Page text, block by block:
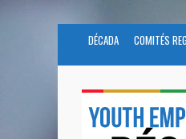
DÉCADA COMITÉS